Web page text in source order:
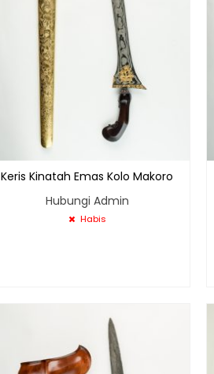
Keris Kinatah Emas Kolo Makoro
Hubungi Admin
Habis